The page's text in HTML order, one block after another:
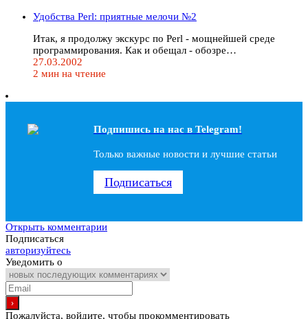
Удобства Perl: приятные мелочи №2
Итак, я продолжу экскурс по Perl - мощнейшей среде
программирования. Как и обещал - обозре…
27.03.2002
2 мин на чтение
Подпишись на наc в Telegram!
Только важные новости и лучшие статьи
Подписаться
Открыть комментарии
Подписаться
авторизуйтесь
Уведомить о
Пожалуйста, войдите, чтобы прокомментировать